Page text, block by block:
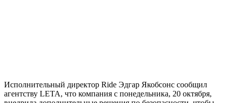
Исполнительный директор Ride Эдгар Якобсонс сообщил
агентству LETA, что компания с понедельника, 20 октября,